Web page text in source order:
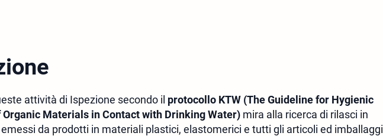
attività di Ispezione secondo il protocollo KTW (The Guideline for Hygienic
Materials in Contact with Drinking Water) mira alla ricerca di rilasci in
da prodotti in materiali plastici, elastomerici e tutti gli articoli ed imballaggi